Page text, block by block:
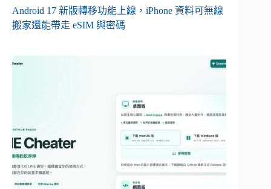
Android 17 新版轉移功能上線，iPhone 資料可無線
搬家還能帶走 eSIM 與密碼